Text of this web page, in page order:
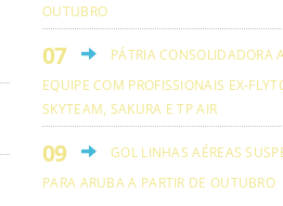
OUTUBRO
PÁTRIA CONSOLIDADORA
EQUIPE COM PROFISSIONAIS EX-
SKYTEAM, SAKURA E TP AIR
GOL LINHAS AÉREAS
PARA ARUBA A PARTIR DE OUTUBRO